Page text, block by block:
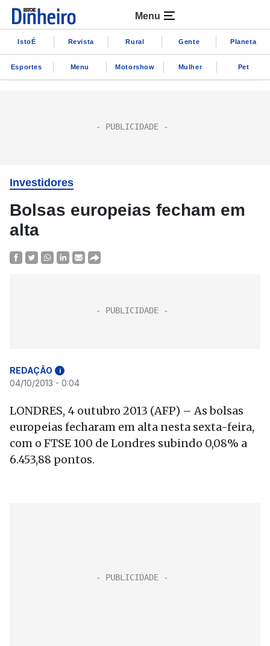
Menu
IstoÉ Revista Rural Gente Planeta
Esportes Menu Motorshow Mulher Pet
Investidores
Bolsas europeias fecham em
alta
REDAÇÃO i
04/10/2013 - 0:04
LONDRES, 4 outubro 2013 (AFP) – As bolsas
europeias fecharam em alta nesta sexta-feira,
com o FTSE 100 de Londres subindo 0,08% a
6.453,88 pontos.